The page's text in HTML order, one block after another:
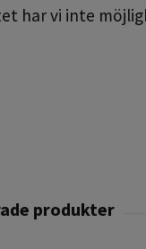
har vi inte